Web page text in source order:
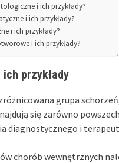
i ich przykłady?
i ich przykłady?
i ich przykłady?
i ich przykłady?
przykłady
grupa
się zarówno
diagnostycznego i
chorób wewnętrznych